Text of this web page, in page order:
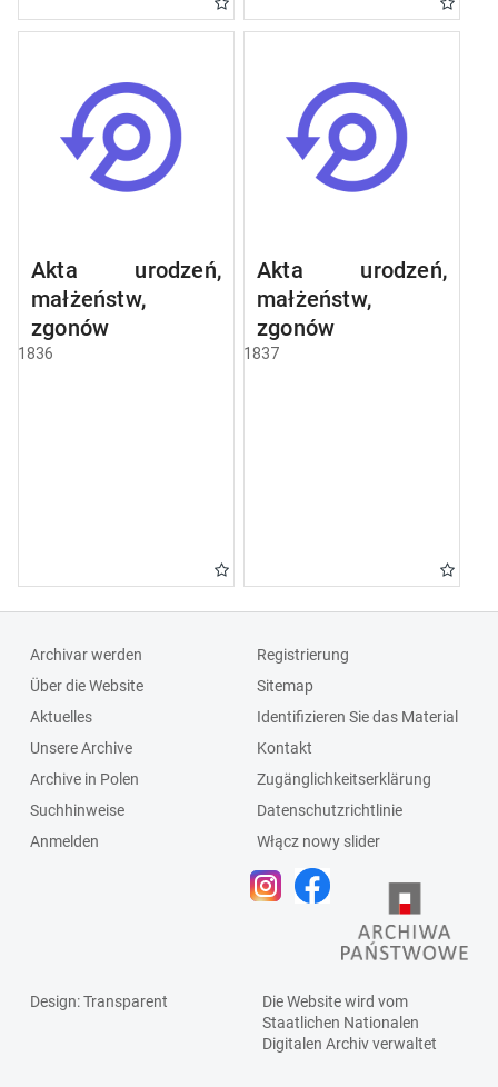
Akta urodzeń,
małżeństw,
zgonów
1836
Akta urodzeń,
małżeństw,
zgonów
1837
Archivar werden
Über die Website
Aktuelles
Unsere Archive
Archive in Polen
Suchhinweise
Anmelden
Registrierung
Sitemap
Identifizieren Sie das Material
Kontakt
Zugänglichkeitserklärung
Datenschutzrichtlinie
Włącz nowy slider
Design: Transparent
Die Website wird vom
Staatlichen Nationalen
Digitalen Archivverwaltet